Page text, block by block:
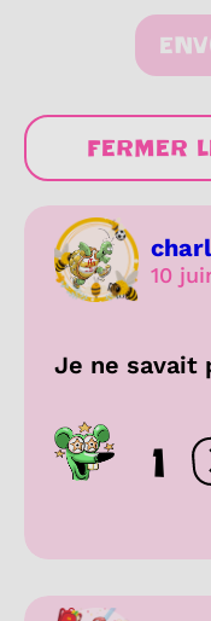
FERMER
10
Je ne savait
1